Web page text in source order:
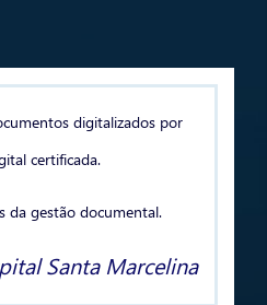
digitalizados por
certificada.
da gestão documental.
Santa Marcelina